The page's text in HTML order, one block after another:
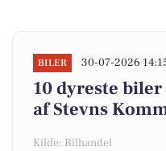
BILER 30-07-2026
10 dyreste
af Stevns
Kilde: Bilhandel